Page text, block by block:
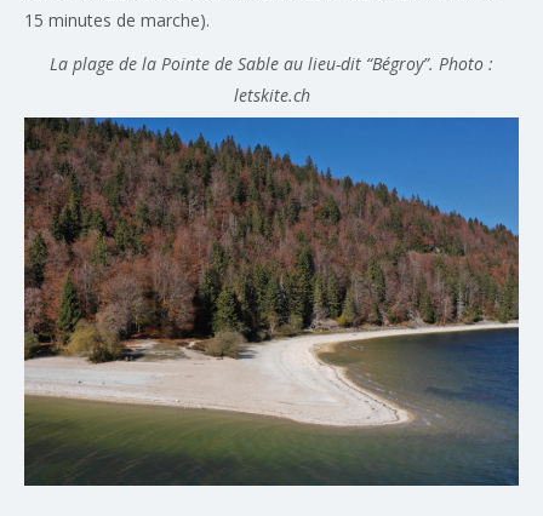
15 minutes de marche).
La plage de la Pointe de Sable au lieu-dit “Bégroy”. Photo :
letskite.ch